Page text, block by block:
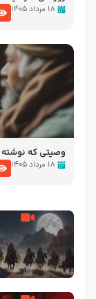
نوانمایش حرامیان
۱۸ مرداد ۱۴۰۵
وصیتی که
۱۸ مرداد ۱۴۰۵